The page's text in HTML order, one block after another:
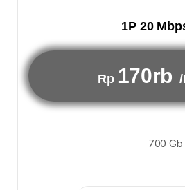
1P 20
Rp 170rb
700 Gb